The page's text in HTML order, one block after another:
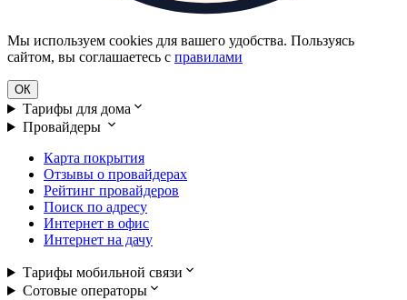
Мы используем cookies для вашего удобства. Пользуясь
сайтом, вы соглашаетесь с правилами
ОК
Тарифы для дома
Провайдеры
Карта покрытия
Отзывы о провайдерах
Рейтинг провайдеров
Поиск по адресу
Интернет в офис
Интернет на дачу
Тарифы мобильной связи
Сотовые операторы